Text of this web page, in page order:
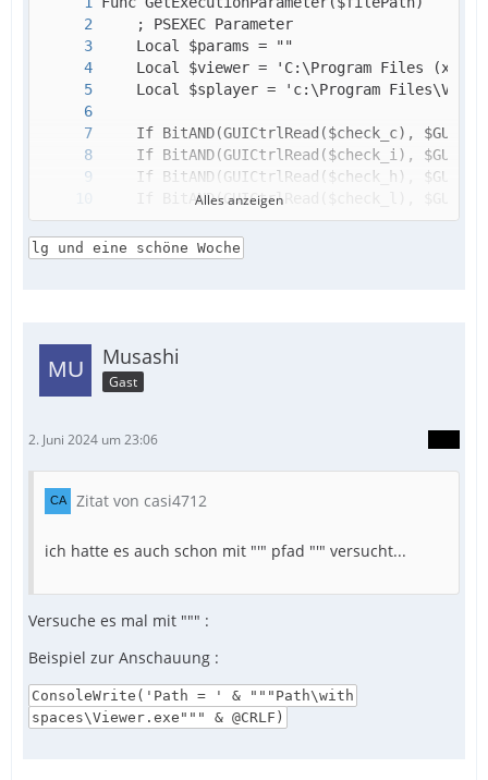
Alles anzeigen
lg und eine schöne Woche
Musashi
Gast
2. Juni 2024 um 23:06
Zitat von casi4712
ich hatte es auch schon mit "'" pfad "'" versucht...
Versuche es mal mit """ :
Beispiel zur Anschauung :
ConsoleWrite('Path = ' & """Path\with
spaces\Viewer.exe""" & @CRLF)